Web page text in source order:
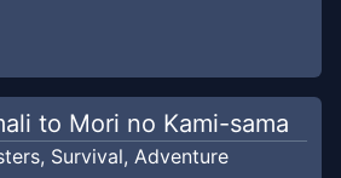
to Mori no Kami-sama
, Survival, Adventure